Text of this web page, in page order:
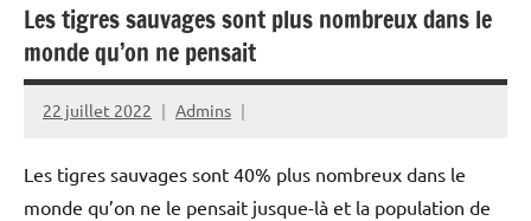
Les tigres sauvages sont plus nombreux dans le
monde qu’on ne pensait
22 juillet 2022 Admins
Les tigres sauvages sont 40% plus nombreux dans le
monde qu’on ne le pensait jusque-là et la population de